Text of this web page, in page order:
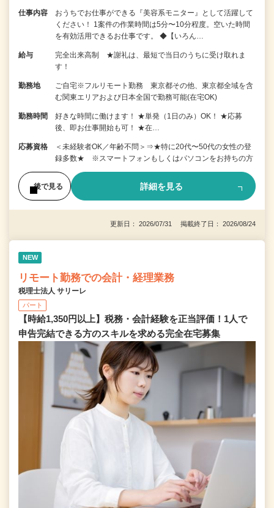
仕事内容
おうちでお仕事ができる『美容系モニター』として活躍して
ください！ 1案件の作業時間は5分〜10分程度。空いた時間
を有効活用できるお仕事です。 ◆【いろん…
給与
完全出来高制 ★謝礼は、最短で当日のうちに受け取れま
す！
勤務地
ご自宅※フルリモート勤務 東京都その他、東京都全域を含
む関東エリアおよび日本全国で勤務可能(在宅OK)
勤務時間
好きな時間に働けます！ ★単発（1日のみ）OK！ ★応募
後、即お仕事開始も可！ ★在…
応募資格
＜未経験者OK／年齢不問＞⇒★特に20代〜50代の女性の登
録多数★ ※スマートフォンもしくはパソコンをお持ちの方
後で見る 詳細を見る
更新日： 2026/07/31 掲載終了日： 2026/08/24
NEW
リモート勤務での会計・経理業務
税理士法人 サリーレ
パート
【時給1,350円以上】税務・会計経験を正当評価！1⼈で
申告完結できる⽅のスキルを求める完全在宅募集